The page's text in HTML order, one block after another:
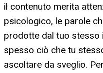
il contenuto merita
psicologico, le parole
prodotte dal tuo stesso
spesso ciò che tu
ascoltare da sveglio.